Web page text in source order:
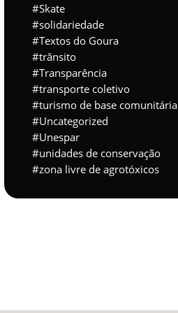
Skate
solidariedade
Textos do Goura
trânsito
Transparência
transporte coletivo
turismo de base comunitária
Uncategorized
Unespar
unidades de conservação
zona livre de agrotóxicos